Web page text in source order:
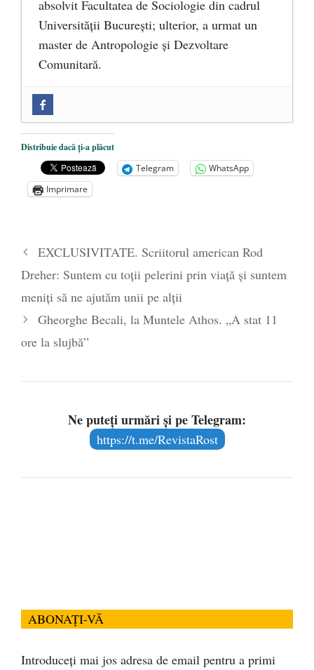
absolvit Facultatea de Sociologie din cadrul
Universității București; ulterior, a urmat un
master de Antropologie și Dezvoltare
Comunitară.
Nicolae Steinhardt, comemorat la 102 ani
de la naștere
- 29 iulie 2024
„Carnea cultivată” în laborator, tot mai
Părintele mărturisitor Constantin
Mănăstirea Cernica
- 27 iulie 2024
Distribuie dacă ți-a plăcut
Telegram
WhatsApp
Imprimare
EXCLUSIVITATE. Scriitorul american Rod
Dreher: Suntem cu toții pelerini prin viață și suntem
meniți să ne ajutăm unii pe alții
Gheorghe Becali, la Muntele Athos. „A stat 11
ore la slujbă”
Ne puteți urmări și pe Telegram:
https://t.me/RevistaRost
ABONAȚI-VĂ
Introduceți mai jos adresa de email pentru a primi